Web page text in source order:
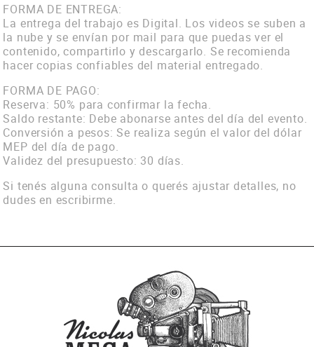
FORMA DE ENTREGA:
La entrega del trabajo es Digital. Los videos se suben a
la nube y se envían por mail para que puedas ver el
contenido, compartirlo y descargarlo. Se recomienda
hacer copias confiables del material entregado.
FORMA DE PAGO:
Reserva: 50% para confirmar la fecha.
Saldo restante: Debe abonarse antes del día del evento.
Conversión a pesos: Se realiza según el valor del dólar
MEP del día de pago.
Validez del presupuesto: 30 días.
Si tenés alguna consulta o querés ajustar detalles, no
dudes en escribirme.